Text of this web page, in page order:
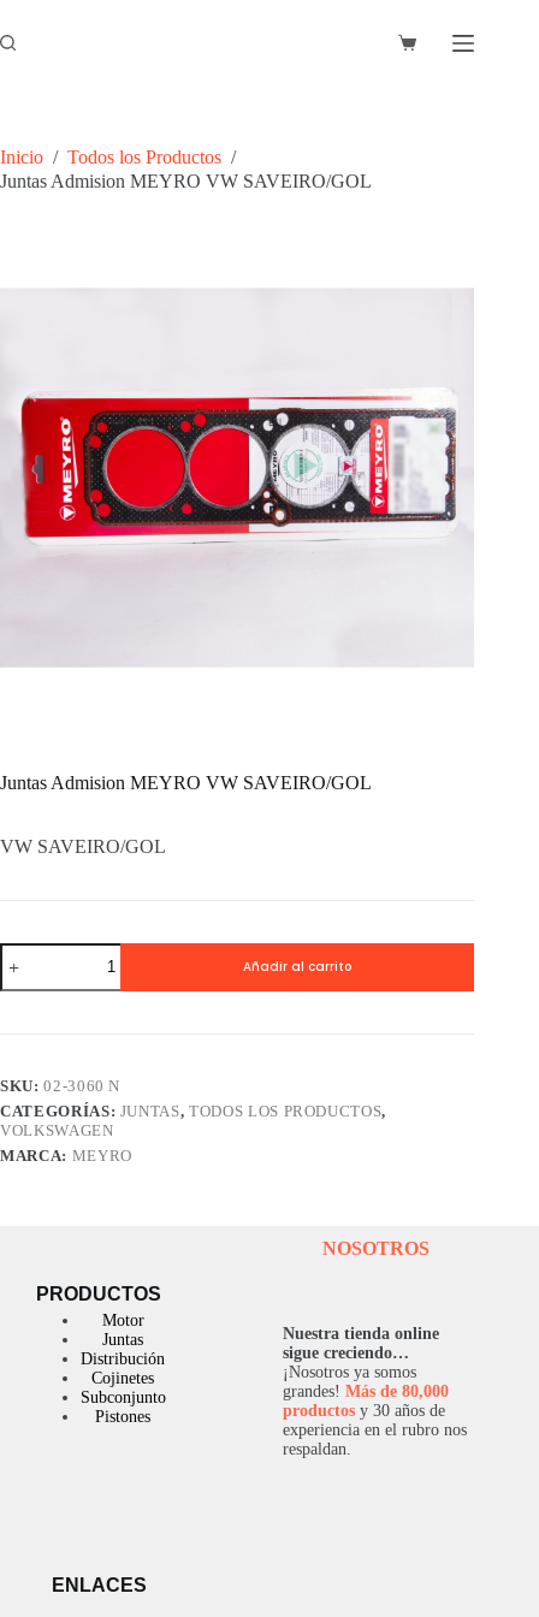
al
contenido
Carro
Inicio / Todos los Productos /
Juntas Admision MEYRO VW SAVEIRO/GOL
Juntas Admision MEYRO VW SAVEIRO/GOL
VW SAVEIRO/GOL
Juntas
Admision
MEYRO
Añadir al carrito
SKU:02-3060 N
CATEGORÍAS: JUNTAS,TODOS LOS PRODUCTOS,
VOLKSWAGEN
MARCA: MEYRO
PRODUCTOS
Motor
Juntas
Distribución
Cojinetes
Subconjunto
Pistones
NOSOTROS
Nuestra tienda online
sigue creciendo…
¡Nosotros ya somos
grandes!Más de 80,000
productos y 30 años de
experiencia en el rubro nos
respaldan.
ENLACES